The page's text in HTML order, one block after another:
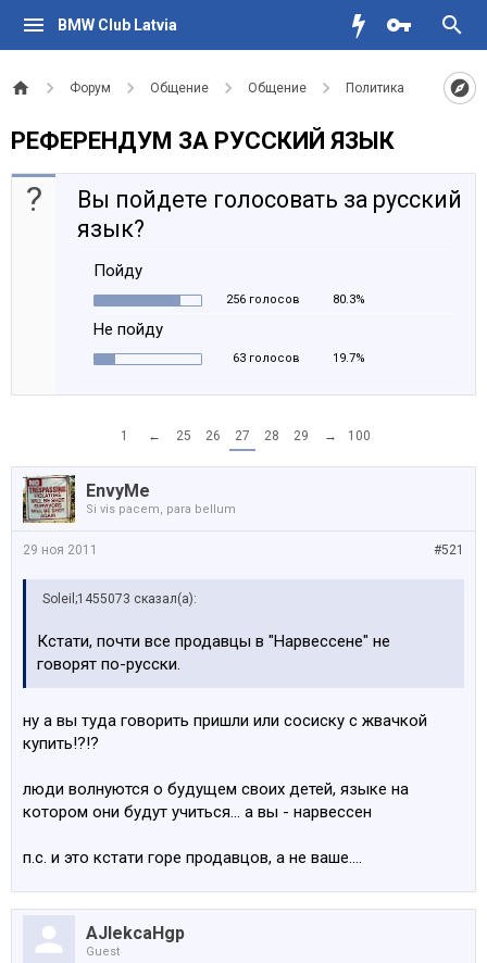
BMW Club Latvia
Форум Общение Общение Политика
РЕФЕРЕНДУМ ЗА РУССКИЙ ЯЗЫК
?
Вы пойдете голосовать за русский
язык?
Пойду
256 голосов 80.3%
Не пойду
63 голосов 19.7%
1 ← 25 26 27 28 29 → 100
EnvyMe
Si vis pacem, para bellum
#521
29 ноя 2011
Soleil;1455073 сказал(а):
Кстати, почти все продавцы в "Нарвессене" не
говорят по-русски.
ну а вы туда говорить пришли или сосиску с жвачкой
купить!?!?
люди волнуются о будущем своих детей, языке на
котором они будут учиться... а вы - нарвессен
п.с. и это кстати горе продавцов, а не ваше....
AJlekcaHgp
Guest